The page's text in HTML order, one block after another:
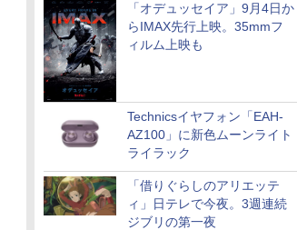
「オデュッセイア」9月4日か
らIMAX先行上映。35mmフ
ィルム上映も
Technicsイヤフォン「EAH-
AZ100」に新色ムーンライト
ライラック
「借りぐらしのアリエッテ
ィ」日テレで今夜。3週連続
ジブリの第一夜